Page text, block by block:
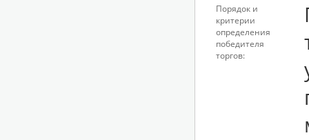
Порядок и
критерии
определения
победителя
торгов: